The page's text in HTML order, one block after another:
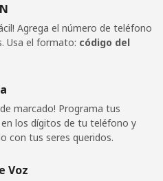
⁦$10⁩
625 min por
⁦$10⁩
Agrega el número de teléfono
Usa el formato: código del
marcado! Programa tus
los dígitos de tu teléfono y
con tus seres queridos.
Voz